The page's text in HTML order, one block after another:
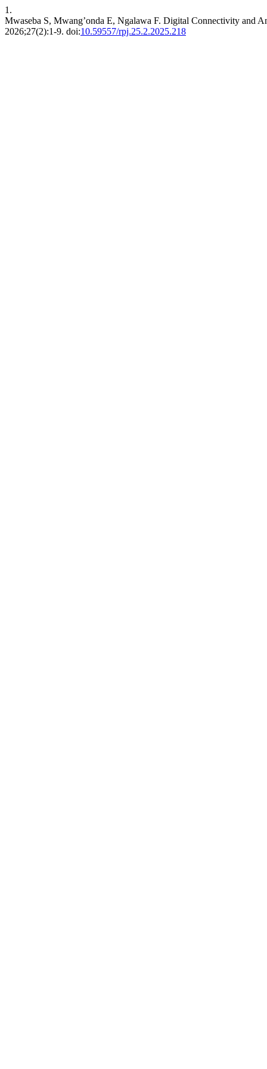
1.
Mwaseba S, Mwang’onda E, Ngalawa F. Digital Connectivity and
2026;27(2):1-9. doi:10.59557/rpj.25.2.2025.218